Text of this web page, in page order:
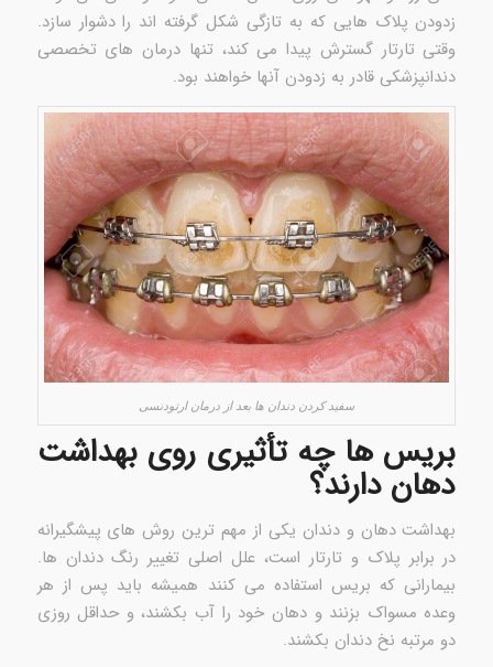
زدودن پلاک هایی که به تازگی شکل گرفته اند را دشوار سازد.
وقتی تارتار گسترش پیدا می کند، تنها درمان های تخصصی
دندانپزشکی قادر به زدودن آنها خواهند بود.
سفید کردن دندان ها بعد از درمان ارتودنسی
بریس ها چه تأثیری روی بهداشت
دهان دارند؟
بهداشت دهان و دندان یکی از مهم ترین روش های پیشگیرانه
در برابر پلاک و تارتار است، علل اصلی تغییر رنگ دندان ها.
بیمارانی که بریس استفاده می کنند همیشه باید پس از هر
وعده مسواک بزنند و دهان خود را آب بکشند، و حداقل روزی
دو مرتبه نخ دندان بکشند.